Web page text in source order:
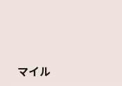
マイル